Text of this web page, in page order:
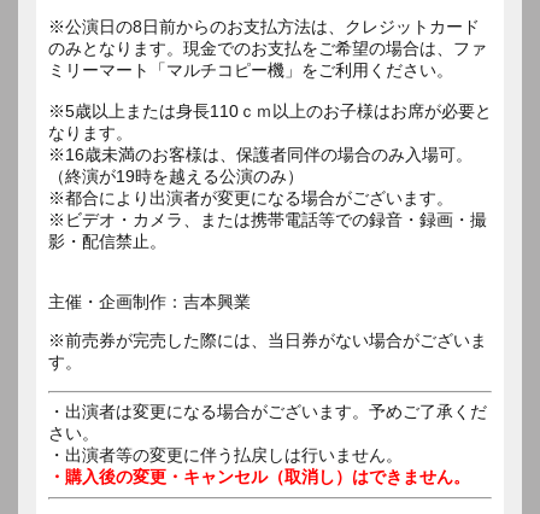
※公演日の8日前からのお支払方法は、クレジットカード
のみとなります。現金でのお支払をご希望の場合は、ファ
ミリーマート「マルチコピー機」をご利用ください。
※5歳以上または身長110ｃｍ以上のお子様はお席が必要と
なります。
※16歳未満のお客様は、保護者同伴の場合のみ入場可。
（終演が19時を越える公演のみ）
※都合により出演者が変更になる場合がございます。
※ビデオ・カメラ、または携帯電話等での録音・録画・撮
影・配信禁止。
主催・企画制作：吉本興業
※前売券が完売した際には、当日券がない場合がございま
す。
・出演者は変更になる場合がございます。予めご了承くだ
さい。
・出演者等の変更に伴う払戻しは行いません。
・購入後の変更・キャンセル（取消し）はできません。